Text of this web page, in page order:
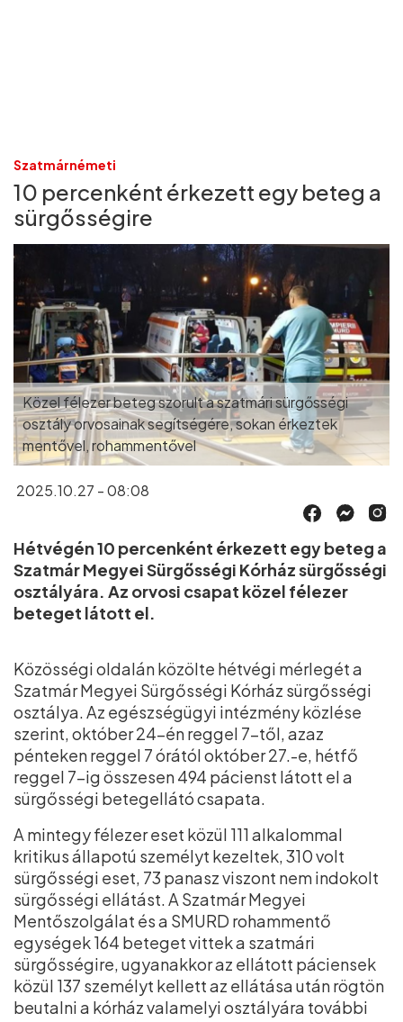
Szatmárnémeti
10 percenként érkezett egy beteg a
sürgősségire
Közel félezer beteg szorult a szatmári sürgősségi
osztály orvosainak segítségére, sokan érkeztek
mentővel, rohammentővel
2025.10.27 - 08:08
Hétvégén 10 percenként érkezett egy beteg a
Szatmár Megyei Sürgősségi Kórház sürgősségi
osztályára. Az orvosi csapat közel félezer
beteget látott el.
Közösségi oldalán közölte hétvégi mérlegét a
Szatmár Megyei Sürgősségi Kórház sürgősségi
osztálya. Az egészségügyi intézmény közlése
szerint, október 24-én reggel 7-től, azaz
pénteken reggel 7 órától október 27.-e, hétfő
reggel 7-ig összesen 494 pácienst látott el a
sürgősségi betegellátó csapata.
A mintegy félezer eset közül 111 alkalommal
kritikus állapotú személyt kezeltek, 310 volt
sürgősségi eset, 73 panasz viszont nem indokolt
sürgősségi ellátást. A Szatmár Megyei
Mentőszolgálat és a SMURD rohammentő
egységek 164 beteget vittek a szatmári
sürgősségire, ugyanakkor az ellátott páciensek
közül 137 személyt kellett az ellátása után rögtön
beutalni a kórház valamelyi osztályára további